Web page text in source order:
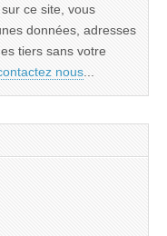
ce site, vous
données, adresses
tiers sans votre
nous...